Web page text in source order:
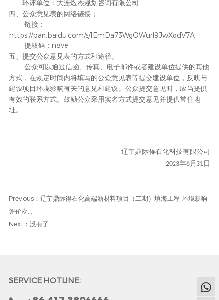
环评单位：大连煜杰规划咨询有限公司
四、公众意见表的网络链接；
链接：
https://pan.baidu.com/s/1EmDa73WgOWurl9JwXqdV7A
提取码： n8ve
五、提交公众意见表的方式和途径。
公众可以通过信函、传真、电子邮件或者建设单位提供的其他
方式，在规定时间内将填写的公众意见表等提交建设单位，反映与
建设项目环境影响有关的意见和建议。公众提交意见时，应当提供
有效的联系方式。鼓励公众采用实名方式提交意见并提供常住地
址。
辽宁鼎际得石化科技有限公司
2023年8月 31 日
Previous：辽宁鼎际得石化高端新材料项目（二期）填海工程 环境影响
评价次...
Next：没有了
SERVICE HOTLINE: